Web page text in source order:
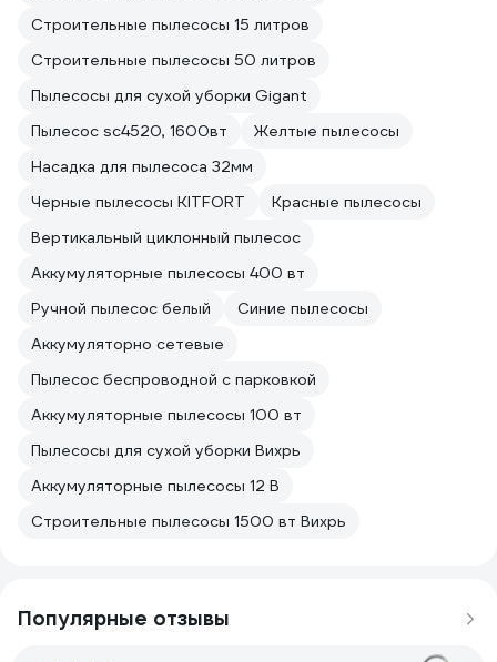
Строительные пылесосы 15 литров
Строительные пылесосы 50 литров
Пылесосы для сухой уборки Gigant
Пылесос sc4520, 1600вт
Желтые пылесосы
Насадка для пылесоса 32мм
Черные пылесосы KITFORT
Красные пылесосы
Вертикальный циклонный пылесос
Аккумуляторные пылесосы 400 вт
Ручной пылесос белый
Синие пылесосы
Аккумуляторно сетевые
Пылесос беспроводной с парковкой
Аккумуляторные пылесосы 100 вт
Пылесосы для сухой уборки Вихрь
Аккумуляторные пылесосы 12 В
Строительные пылесосы 1500 вт Вихрь
Популярные отзывы